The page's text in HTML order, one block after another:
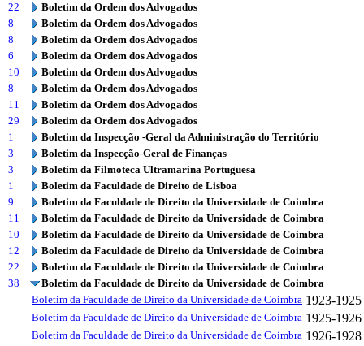
22
Boletim da Ordem dos Advogados
8
Boletim da Ordem dos Advogados
8
Boletim da Ordem dos Advogados
6
Boletim da Ordem dos Advogados
10
Boletim da Ordem dos Advogados
8
Boletim da Ordem dos Advogados
11
Boletim da Ordem dos Advogados
29
Boletim da Ordem dos Advogados
1
Boletim da Inspecção -Geral da Administração do Território
3
Boletim da Inspecção-Geral de Finanças
3
Boletim da Filmoteca Ultramarina Portuguesa
1
Boletim da Faculdade de Direito de Lisboa
9
Boletim da Faculdade de Direito da Universidade de Coimbra
11
Boletim da Faculdade de Direito da Universidade de Coimbra
10
Boletim da Faculdade de Direito da Universidade de Coimbra
12
Boletim da Faculdade de Direito da Universidade de Coimbra
22
Boletim da Faculdade de Direito da Universidade de Coimbra
38
Boletim da Faculdade de Direito da Universidade de Coimbra
Boletim da Faculdade de Direito da Universidade de Coimbra 1923-1925
Boletim da Faculdade de Direito da Universidade de Coimbra 1925-1926
Boletim da Faculdade de Direito da Universidade de Coimbra 1926-1928